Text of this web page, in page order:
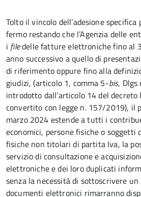
Tolto il vincolo dell’adesione
fermo restando che l’Agenzia delle
i filedelle fatture elettroniche fino al
anno successivo a quello di
di riferimento oppure fino alla
giudizi, (articolo 1, comma 5-bis,
introdotto dall’articolo 14 del
convertito con legge n. 157/2019), il
marzo 2024 estende a tutti i
economici, persone fisiche o soggetti
fisiche non titolari di partita Iva, la
servizio di consultazione e
elettroniche e dei loro duplicati
senza la necessità di sottoscrivere un
documenti elettronici rimarranno